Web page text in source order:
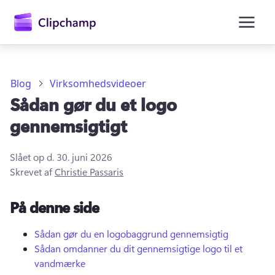
Prøv det gratis
Blog Virksomhedsvideoer
Sådan gør du et logo
gennemsigtigt
Slået op d. 30. juni 2026
Skrevet afChristie Passaris
På denne side
Sådan gør du en logobaggrund gennemsigtig
Sådan omdanner du dit gennemsigtige logo til et
vandmærke